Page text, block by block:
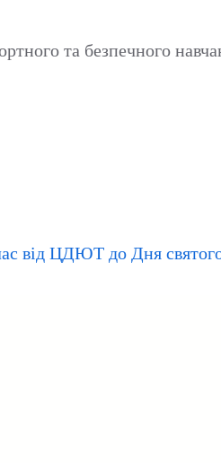
та безпечного
від ЦДЮТ до Дня